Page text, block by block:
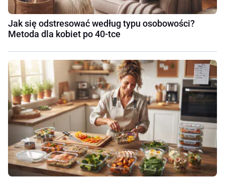
Jak się odstresować według typu osobowości?
Metoda dla kobiet po 40-tce